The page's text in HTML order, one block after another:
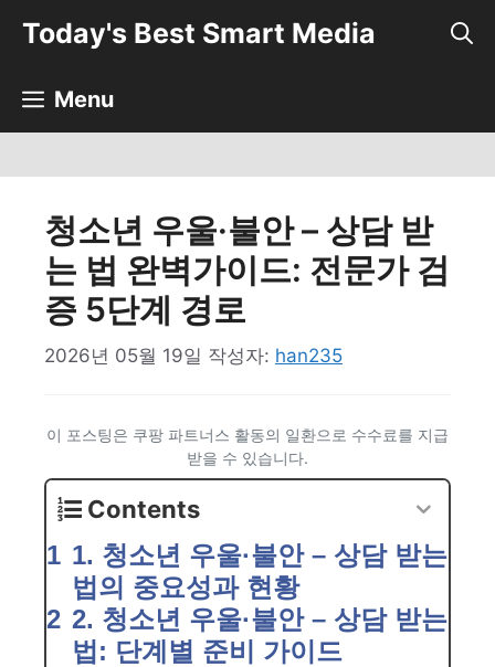
뛰
Today's Best Smart Media
Menu
청소년 우울·불안 – 상담 받
는 법 완벽가이드: 전문가 검
증 5단계 경로
2026년 05월 19일 작성자: han235
이 포스팅은 쿠팡 파트너스 활동의 일환으로 수수료를 지급
받을 수 있습니다.
Contents
1. 청소년 우울·불안 – 상담 받는
법의 중요성과 현황
2. 청소년 우울·불안 – 상담 받는
법: 단계별 준비 가이드